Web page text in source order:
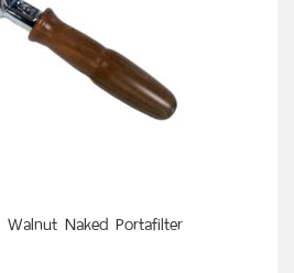
Walnut Naked Portafilter